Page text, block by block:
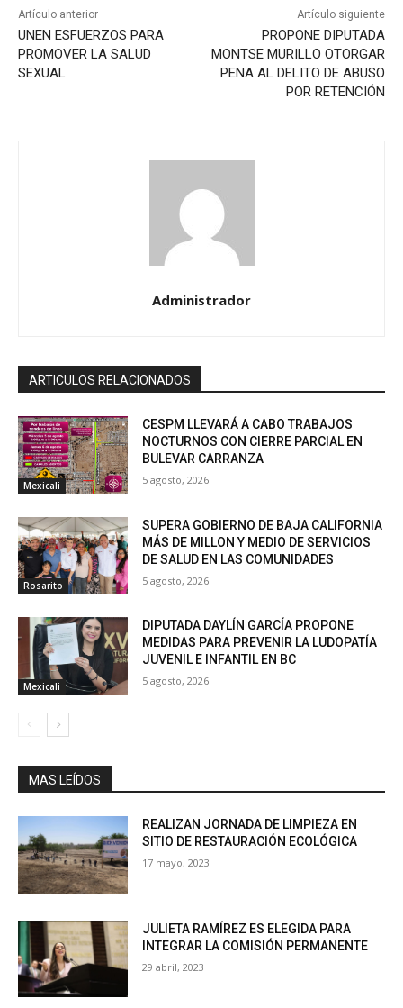
Artículo anterior
UNEN ESFUERZOS PARA
PROMOVER LA SALUD
SEXUAL
Artículo siguiente
PROPONE DIPUTADA
MONTSE MURILLO OTORGAR
PENA AL DELITO DE ABUSO
POR RETENCIÓN
Administrador
ARTICULOS RELACIONADOS
Mexicali
CESPM LLEVARÁ A CABO TRABAJOS
NOCTURNOS CON CIERRE PARCIAL EN
BULEVAR CARRANZA
5 agosto, 2026
Rosarito
SUPERA GOBIERNO DE BAJA CALIFORNIA
MÁS DE MILLON Y MEDIO DE SERVICIOS
DE SALUD EN LAS COMUNIDADES
5 agosto, 2026
Mexicali
DIPUTADA DAYLÍN GARCÍA PROPONE
MEDIDAS PARA PREVENIR LA LUDOPATÍA
JUVENIL E INFANTIL EN BC
5 agosto, 2026
MAS LEÍDOS
REALIZAN JORNADA DE LIMPIEZA EN
SITIO DE RESTAURACIÓN ECOLÓGICA
17 mayo, 2023
JULIETA RAMÍREZ ES ELEGIDA PARA
INTEGRAR LA COMISIÓN PERMANENTE
29 abril, 2023